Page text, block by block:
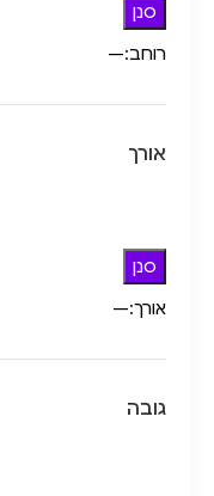
סנן
רוחב:—
אורך
סנן
אורך:—
גובה